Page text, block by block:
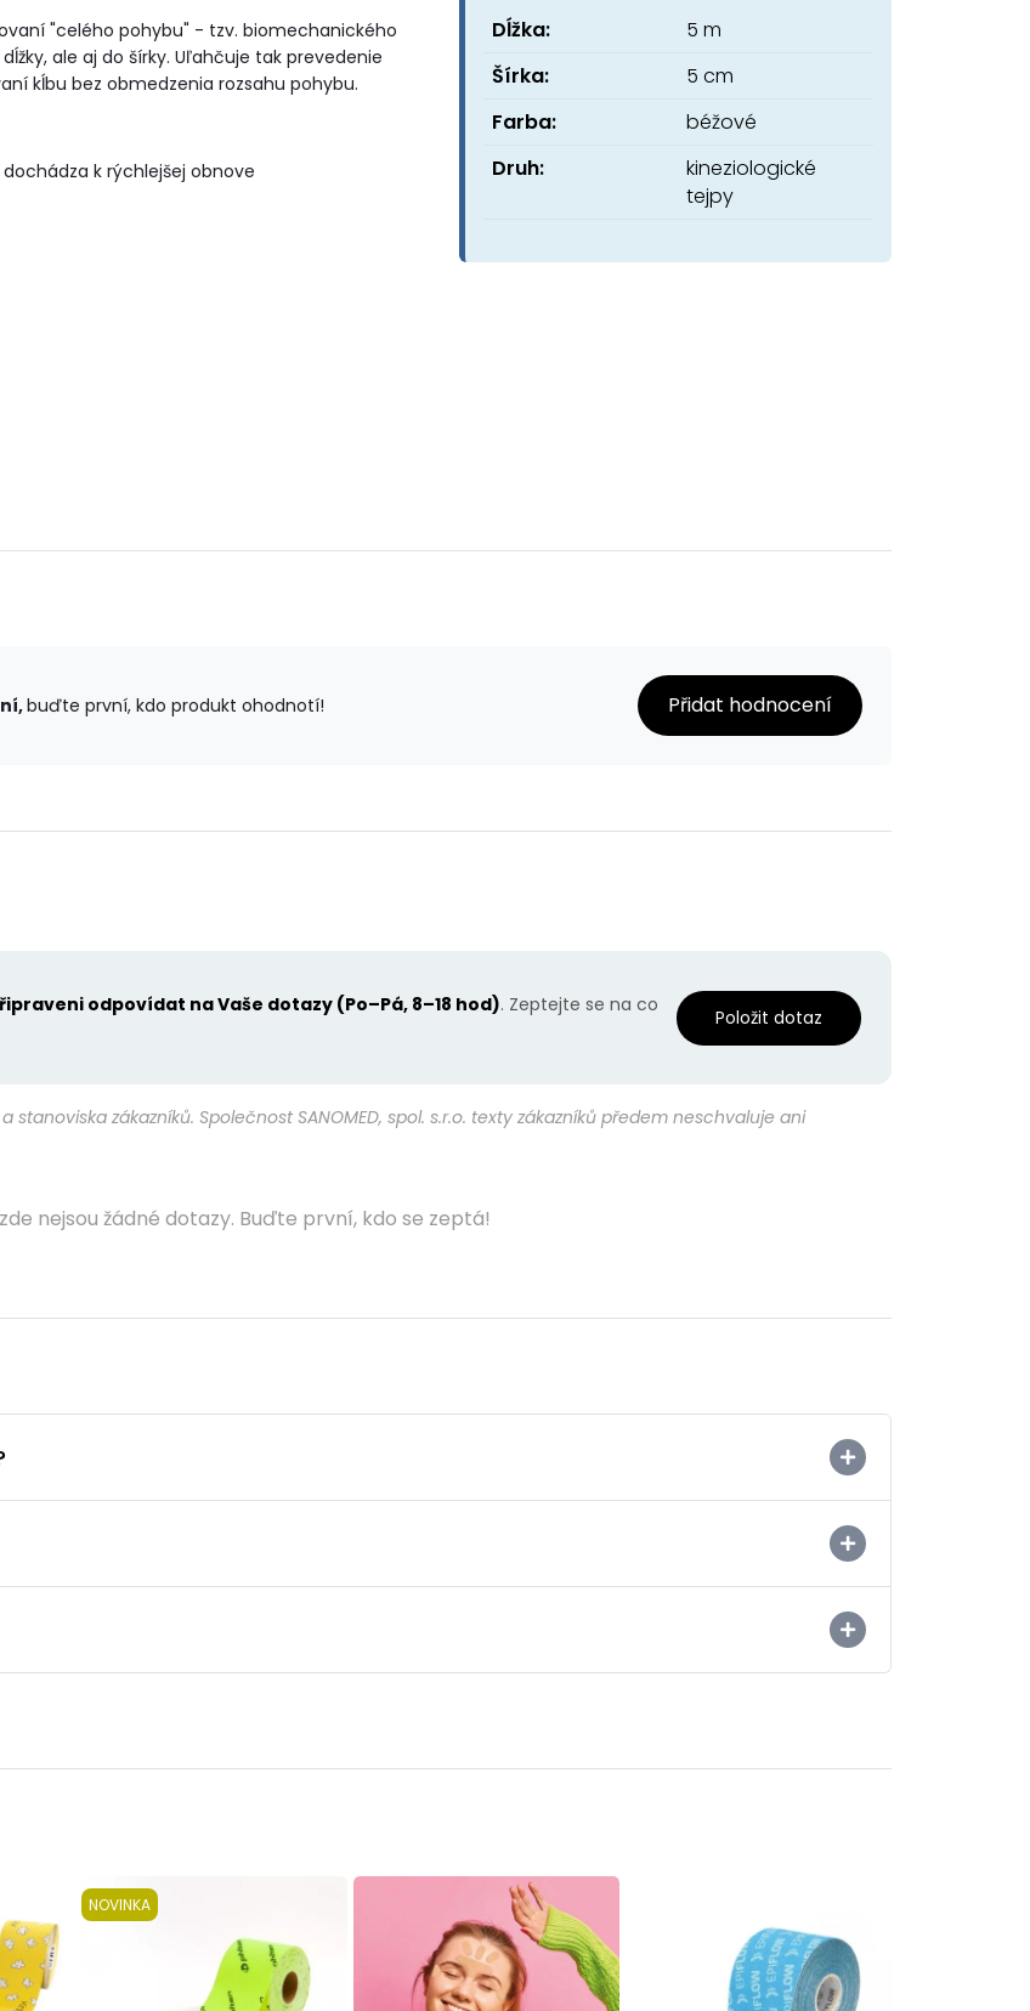
"celého pohybu" - tzv. biomechanického
ale aj do šírky. Uľahčuje tak prevedenie
kĺbu bez obmedzenia rozsahu pohybu.
k rýchlejšej obnove
Dĺžka:
5 m
Šírka:
5 cm
Farba:
béžové
Druh:
kineziologické
tejpy
buďte první, kdo produkt ohodnotí! Přidat hodnocení
odpovídat na Vaše dotazy (Po–Pá, 8–18 hod). Zeptejte se na co
Položit dotaz
zákazníků. Společnost SANOMED, spol. s.r.o. texty zákazníků předem neschvaluje ani
nejsou žádné dotazy. Buďte první, kdo se zeptá!
NOVINKA